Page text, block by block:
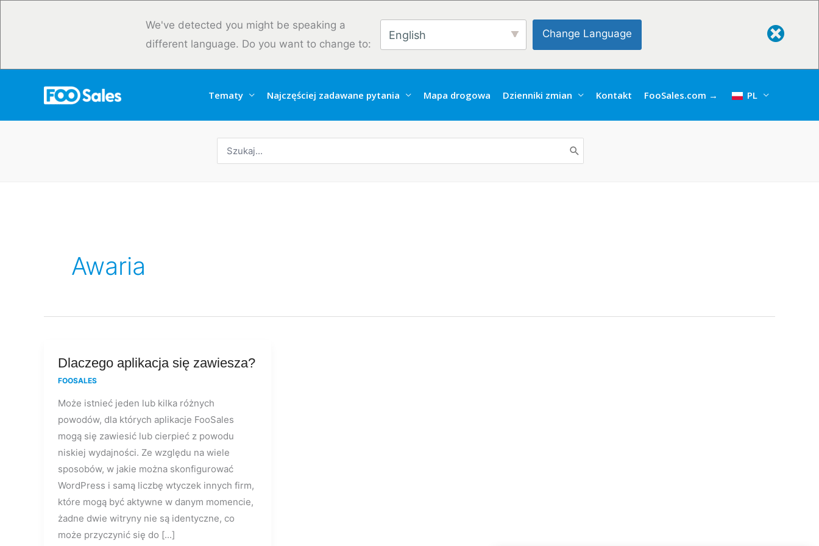
We've detected you might be speaking a
different language. Do you want to change to:
English Change Language
Tematy Najczęściej zadawane pytania Mapa drogowa Dzienniki zmian Kontakt FooSales.com → PL
Awaria
Dlaczego aplikacja się zawiesza?
FOOSALES
Może istnieć jeden lub kilka różnych
powodów, dla których aplikacje FooSales
mogą się zawiesić lub cierpieć z powodu
niskiej wydajności. Ze względu na wiele
sposobów, w jakie można skonfigurować
WordPress i samą liczbę wtyczek innych firm,
które mogą być aktywne w danym momencie,
żadne dwie witryny nie są identyczne, co
może przyczynić się do [...]
Dlaczego
aplikacja
zawiesza?